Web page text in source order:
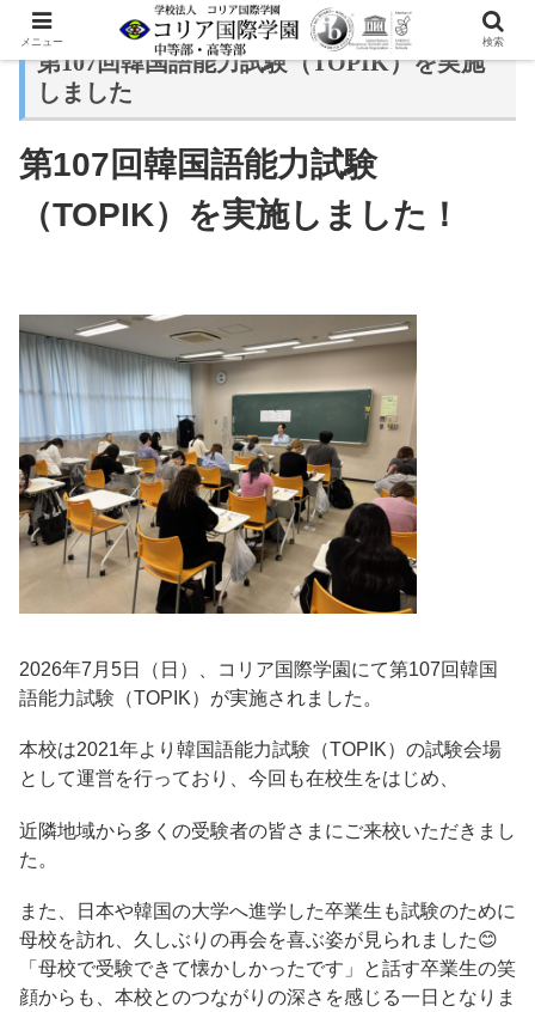
第107回韓国語能力試験（TOPIK）を実施
しました
第107回韓国語能力試験
（TOPIK）を実施しました！
2026年7月5日（日）、コリア国際学園にて第107回韓国
語能力試験（TOPIK）が実施されました。
本校は2021年より韓国語能力試験（TOPIK）の試験会場
として運営を行っており、今回も在校生をはじめ、
近隣地域から多くの受験者の皆さまにご来校いただきまし
た。
また、日本や韓国の大学へ進学した卒業生も試験のために
母校を訪れ、久しぶりの再会を喜ぶ姿が見られました😊
「母校で受験できて懐かしかったです」と話す卒業生の笑
顔からも、本校とのつながりの深さを感じる一日となりま
メニュー 検索